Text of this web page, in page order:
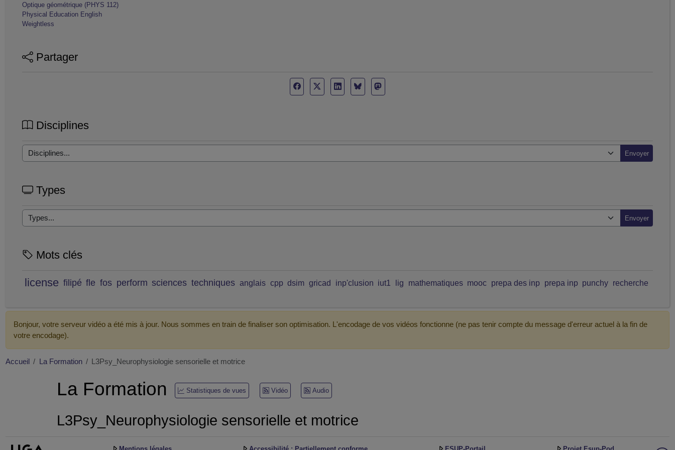
Optique géométrique (PHYS 112)
Physical Education English
Weightless
Partager
Disciplines
Types
Mots clés
license filipé fle fos perform sciences techniques anglais cpp dsim gricad inp'clusion iut1 lig mathematiques mooc prepa des inp prepa inp punchy recherche
Bonjour, votre serveur vidéo a été mis à jour. Nous sommes en train de finaliser son optimisation. L'encodage de vos vidéos fonctionne (ne pas tenir compte du message d'erreur actuel à la fin de
votre encodage).
Accueil La Formation L3Psy_Neurophysiologie sensorielle et motrice
La Formation Statistiques de vues Vidéo Audio
L3Psy_Neurophysiologie sensorielle et motrice